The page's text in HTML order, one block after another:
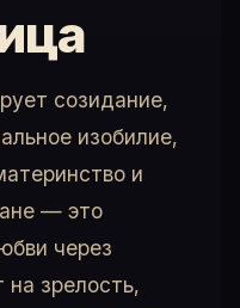
созидание,
изобилие,
и
— это
через
на зрелость,